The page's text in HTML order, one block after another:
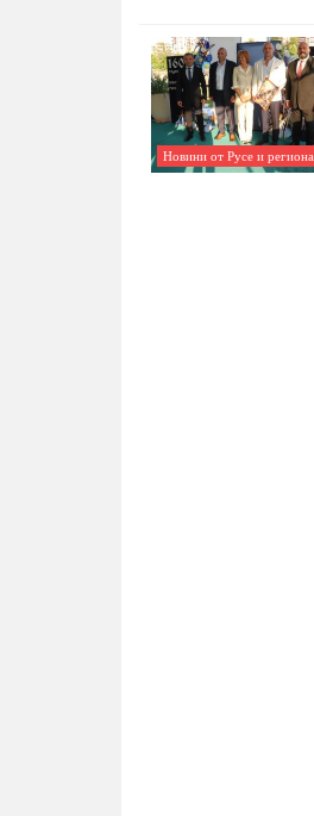
Новини от Русе и региона